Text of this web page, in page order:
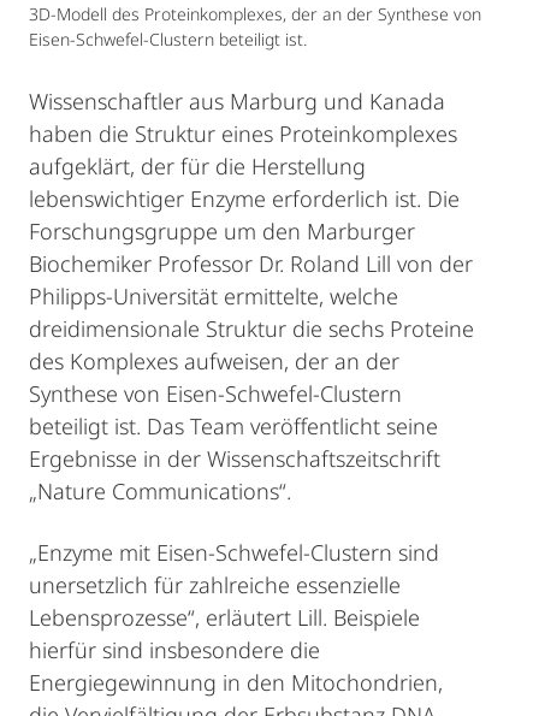
3D-Modell des Proteinkomplexes, der an der Synthese von
Eisen-Schwefel-Clustern beteiligt ist.
Wissenschaftler aus Marburg und Kanada
haben die Struktur eines Proteinkomplexes
aufgeklärt, der für die Herstellung
lebenswichtiger Enzyme erforderlich ist. Die
Forschungsgruppe um den Marburger
Biochemiker Professor Dr. Roland Lill von der
Philipps-Universität ermittelte, welche
dreidimensionale Struktur die sechs Proteine
des Komplexes aufweisen, der an der
Synthese von Eisen-Schwefel-Clustern
beteiligt ist. Das Team veröffentlicht seine
Ergebnisse in der Wissenschaftszeitschrift
„Nature Communications“.
„Enzyme mit Eisen-Schwefel-Clustern sind
unersetzlich für zahlreiche essenzielle
Lebensprozesse“, erläutert Lill. Beispiele
hierfür sind insbesondere die
Energiegewinnung in den Mitochondrien,